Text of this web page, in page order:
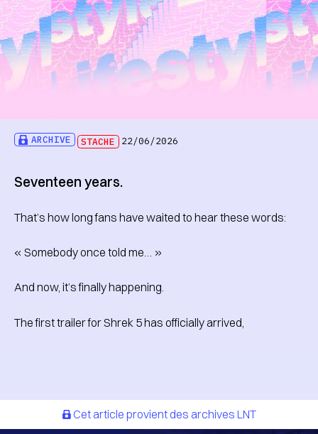
ARCHIVE STACHE 22/06/2026
Seventeen years.
That’s how long fans have waited to hear these words:
« Somebody once told me… »
And now, it’s finally happening.
The first trailer for Shrek 5 has officially arrived,
Cet article provient des archives LNT